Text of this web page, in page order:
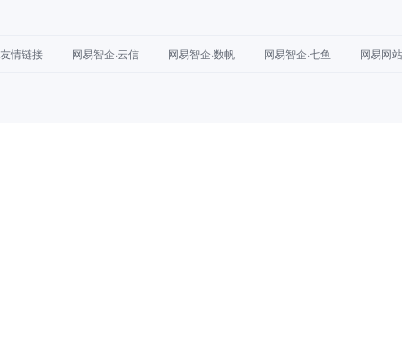
友情链接 网易智企·云信 网易智企·数帆 网易智企·七鱼 网易网